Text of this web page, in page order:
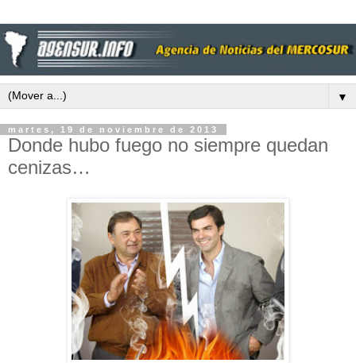
▼
martes, 19 de noviembre de 2013
Donde hubo fuego no siempre quedan
cenizas…